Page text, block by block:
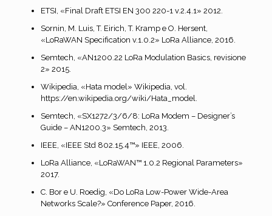
ETSI, «Final Draft ETSI EN 300 220-1 v.2.4.1» 2012.
Sornin, M. Luis, T. Eirich, T. Kramp e O. Hersent,
«LoRaWAN Specification v.1.0.2» LoRa Alliance, 2016.
Semtech, «AN1200.22 LoRa Modulation Basics, revisione
2» 2015.
Wikipedia, «Hata model» Wikipedia, vol.
https://en.wikipedia.org/wiki/Hata_model.
Semtech, «SX1272/3/6/8: LoRa Modem – Designer’s
Guide – AN1200.3» Semtech, 2013.
IEEE, «IEEE Std 802.15.4™» IEEE, 2006.
LoRa Alliance, «LoRaWAN™ 1.0.2 Regional Parameters»
2017.
C. Bor e U. Roedig, «Do LoRa Low-Power Wide-Area
Networks Scale?» Conference Paper, 2016.